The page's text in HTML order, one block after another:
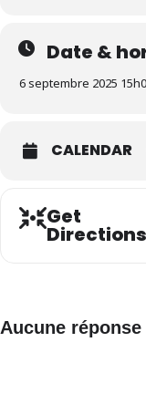
Date &
6 septembre 2025
CALENDAR
Get
Directions
Aucune réponse